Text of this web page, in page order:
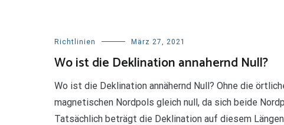
Richtlinien März 27, 2021
Wo ist die Deklination annahernd Null?
Wo ist die Deklination annähernd Null? Ohne die
magnetischen Nordpols gleich null, da sich beide
Tatsächlich beträgt die Deklination auf diesem